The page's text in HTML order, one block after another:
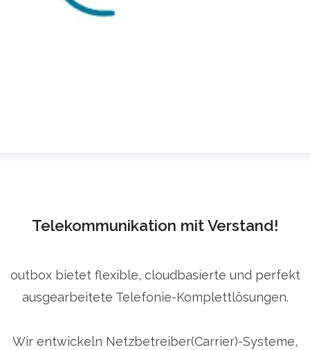
Telekommunikation mit Verstand!
outbox bietet flexible, cloudbasierte und perfekt
ausgearbeitete Telefonie-Komplettlösungen.
Wir entwickeln Netzbetreiber(Carrier)-Systeme,